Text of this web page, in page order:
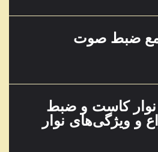
ضبط صوت
نوار کاست و ضبط
و ویژگی‌های نوار